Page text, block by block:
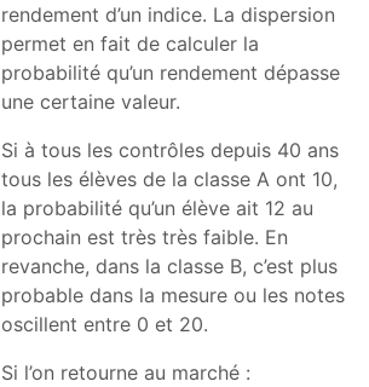
rendement d’un indice. La dispersion
permet en fait de calculer la
probabilité qu’un rendement dépasse
une certaine valeur.
Si à tous les contrôles depuis 40 ans
tous les élèves de la classe A ont 10,
la probabilité qu’un élève ait 12 au
prochain est très très faible. En
revanche, dans la classe B, c’est plus
probable dans la mesure ou les notes
oscillent entre 0 et 20.
Si l’on retourne au marché :